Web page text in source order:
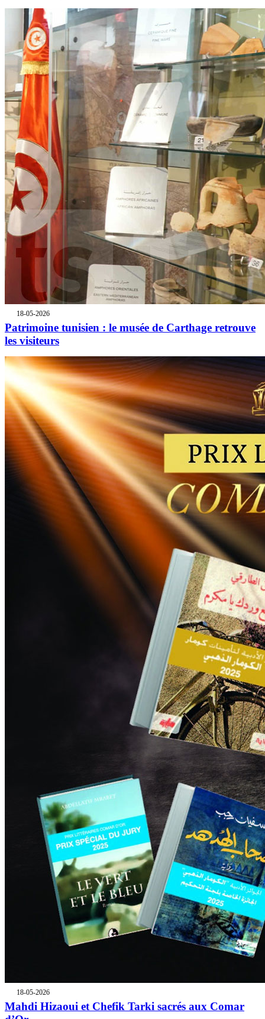
18-05-2026
Patrimoine tunisien : le musée de Carthage retrouve
les visiteurs
18-05-2026
Mahdi Hizaoui et Chefik Tarki sacrés aux Comar